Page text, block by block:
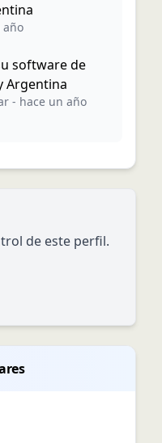
año
software de
Argentina
- hace un año
de este perfil.